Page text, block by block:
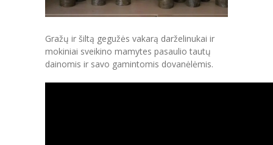
-- DOKUMENTAI
PAGRINDINĖ MOKYKLA
-- MOKINIO DIENA
Gražų ir šiltą gegužės vakarą darželinukai ir
mokiniai sveikino mamytes pasaulio tautų
dainomis ir savo gamintomis dovanėlėmis.